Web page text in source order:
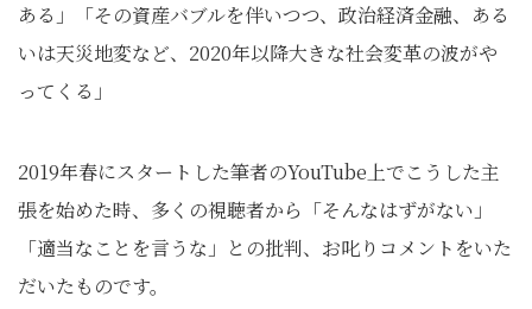
ある」「その資産バブルを伴いつつ、政治経済金融、ある
いは天災地変など、2020年以降大きな社会変革の波がや
ってくる」
2019年春にスタートした筆者のYouTube上でこうした主
張を始めた時、多くの視聴者から「そんなはずがない」
「適当なことを言うな」との批判、お叱りコメントをいた
だいたものです。